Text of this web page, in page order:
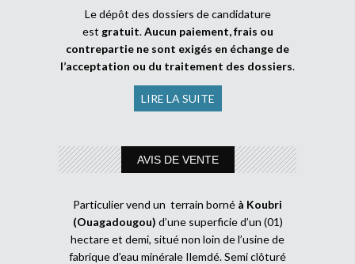
Le dépôt des dossiers de candidature
est gratuit.Aucun paiement, frais ou
contrepartie ne sont exigés en échange de
l’acceptation ou du traitement des dossiers.
LIRE LA SUITE
AVIS DE VENTE
Particulier vend un terrain borné à Koubri
(Ouagadougou) d’une superficie d’un (01)
hectare et demi, situé non loin de l’usine de
fabrique d’eau minérale Ilemdé. Semi clôturé